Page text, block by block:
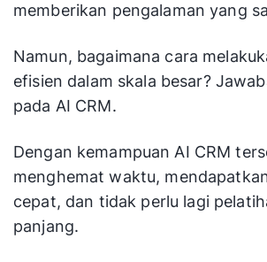
memberikan pengalaman yang
Namun, bagaimana cara
efisien dalam skala besar?
pada AI CRM.
Dengan kemampuan AI CRM
menghemat waktu,
cepat, dan tidak perlu lagi
panjang.